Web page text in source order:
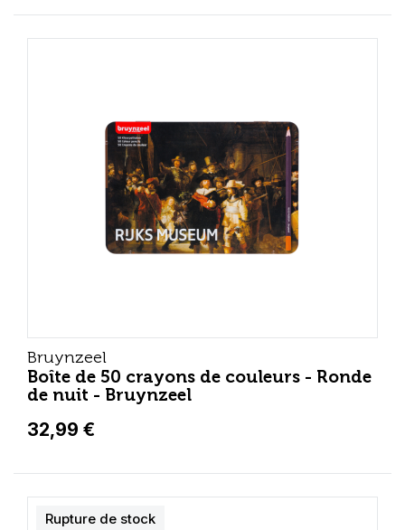
Bruynzeel
Boîte de 50 crayons de couleurs - Ronde
de nuit - Bruynzeel
32,99 €
Rupture de stock